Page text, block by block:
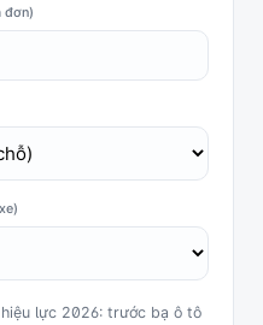
đơn)
lực 2026: trước bạ ô tô